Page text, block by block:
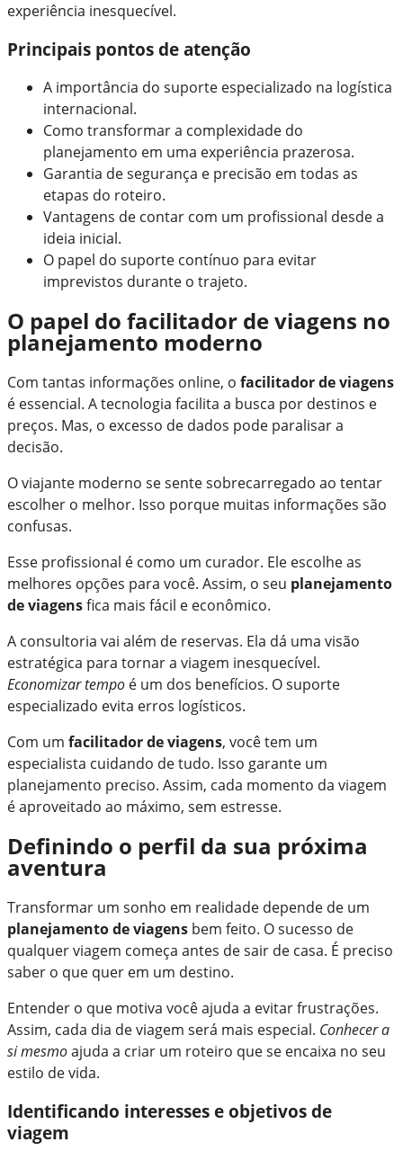
experiência inesquecível.
Principais pontos de atenção
A importância do suporte especializado na logística
internacional.
Como transformar a complexidade do
planejamento em uma experiência prazerosa.
Garantia de segurança e precisão em todas as
etapas do roteiro.
Vantagens de contar com um profissional desde a
ideia inicial.
O papel do suporte contínuo para evitar
imprevistos durante o trajeto.
O papel do facilitador de viagens no
planejamento moderno
Com tantas informações online, o facilitador de viagens
é essencial. A tecnologia facilita a busca por destinos e
preços. Mas, o excesso de dados pode paralisar a
decisão.
O viajante moderno se sente sobrecarregado ao tentar
escolher o melhor. Isso porque muitas informações são
confusas.
Esse profissional é como um curador. Ele escolhe as
melhores opções para você. Assim, o seu planejamento
de viagensfica mais fácil e econômico.
A consultoria vai além de reservas. Ela dá uma visão
estratégica para tornar a viagem inesquecível.
Economizar tempo é um dos benefícios. O suporte
especializado evita erros logísticos.
Com um facilitador de viagens, você tem um
especialista cuidando de tudo. Isso garante um
planejamento preciso. Assim, cada momento da viagem
é aproveitado ao máximo, sem estresse.
Definindo o perfil da sua próxima
aventura
Transformar um sonho em realidade depende de um
planejamento de viagens bem feito. O sucesso de
qualquer viagem começa antes de sair de casa. É preciso
saber o que quer em um destino.
Entender o que motiva você ajuda a evitar frustrações.
Assim, cada dia de viagem será mais especial. Conhecer a
si mesmoajuda a criar um roteiro que se encaixa no seu
estilo de vida.
Identificando interesses e objetivos de
viagem